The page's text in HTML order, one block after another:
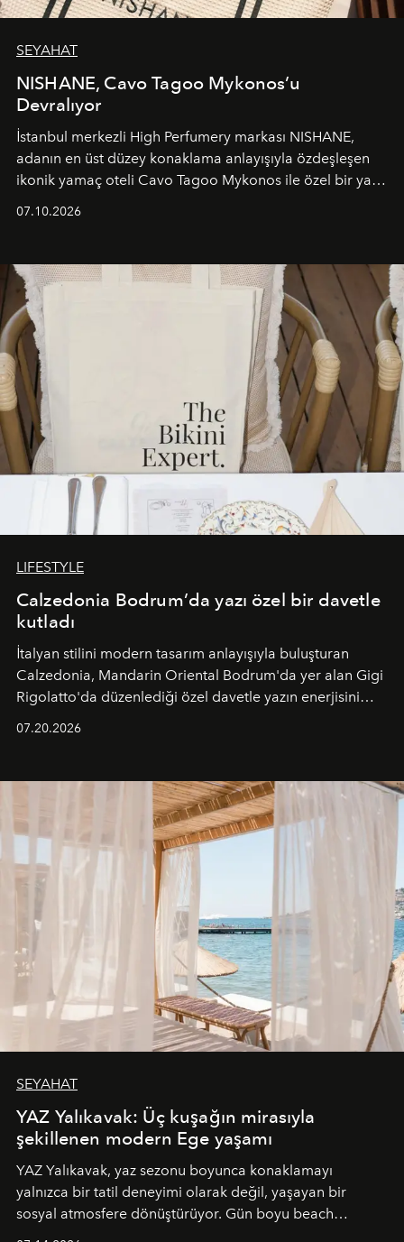
SEYAHAT
NISHANE, Cavo Tagoo Mykonos’u
Devralıyor
İstanbul merkezli High Perfumery markası NISHANE,
adanın en üst düzey konaklama anlayışıyla özdeşleşen
ikonik yamaç oteli Cavo Tagoo Mykonos ile özel bir yaz
buluşturarak markanın Cavo Tagoo’daki varlığını
sürükleyici ve mevsime özel bir deneyime dönüştürüyor.
07.10.2026
LIFESTYLE
Calzedonia Bodrum’da yazı özel bir davetle
kutladı
İtalyan stilini modern tasarım anlayışıyla buluşturan
Calzedonia, Mandarin Oriental Bodrum'da yer alan Gigi
Rigolatto'da düzenlediği özel davetle yazın enerjisini
07.20.2026
SEYAHAT
YAZ Yalıkavak: Üç kuşağın mirasıyla
şekillenen modern Ege yaşamı
YAZ Yalıkavak, yaz sezonu boyunca konaklamayı
yalnızca bir tatil deneyimi olarak değil, yaşayan bir
sosyal atmosfere dönüştürüyor. Gün boyu beach